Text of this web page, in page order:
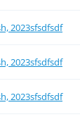
2023sfsdfsdf
2023sfsdfsdf
2023sfsdfsdf